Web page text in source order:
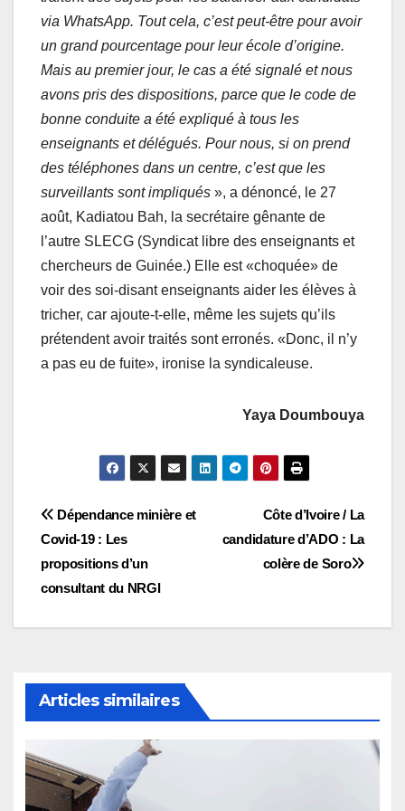
via WhatsApp. Tout cela, c’est peut-être pour avoir
un grand pourcentage pour leur école d’origine.
Mais au premier jour, le cas a été signalé et nous
avons pris des dispositions, parce que le code de
bonne conduite a été expliqué à tous les
enseignants et délégués. Pour nous, si on prend
des téléphones dans un centre, c’est que les
surveillants sont impliqués », a dénoncé, le 27
août, Kadiatou Bah, la secrétaire gênante de
l’autre SLECG (Syndicat libre des enseignants et
chercheurs de Guinée.) Elle est «choquée» de
voir des soi-disant enseignants aider les élèves à
tricher, car ajoute-t-elle, même les sujets qu’ils
prétendent avoir traités sont erronés. «Donc, il n’y
a pas eu de fuite», ironise la syndicaleuse.
Yaya Doumbouya
Navigation
de
l’article
Côte d’Ivoire / La
candidature d’ADO : La
colère de Soro
Dépendance minière et
Covid-19 : Les
propositions d’un
consultant du NRGI
Articles similaires